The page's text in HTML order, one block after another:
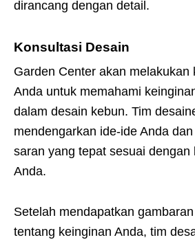
dirancang dengan detail.
Konsultasi Desain
Garden Center akan melakukan
Anda untuk memahami
dalam desain kebun. Tim
mendengarkan ide-ide Anda
saran yang tepat sesuai dengan
Anda.
Setelah mendapatkan
tentang keinginan Anda, tim